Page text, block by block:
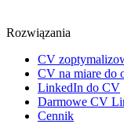
Rozwiązania
CV
CV na miare do
LinkedIn do CV
Darmowe CV
Cennik